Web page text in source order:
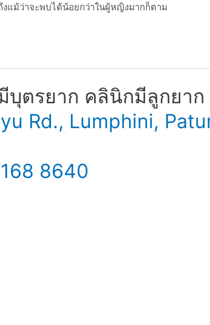
งแม้ว่าจะพบได้น้อยกว่าในผู้หญิงมากก็ตาม
บุตรยาก คลินิกมีลูกยาก
Rd., Lumphini,
8640